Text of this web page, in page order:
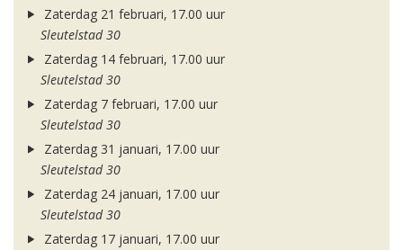
Zaterdag 21 februari, 17.00 uur
Sleutelstad 30
Zaterdag 14 februari, 17.00 uur
Sleutelstad 30
Zaterdag 7 februari, 17.00 uur
Sleutelstad 30
Zaterdag 31 januari, 17.00 uur
Sleutelstad 30
Zaterdag 24 januari, 17.00 uur
Sleutelstad 30
Zaterdag 17 januari, 17.00 uur